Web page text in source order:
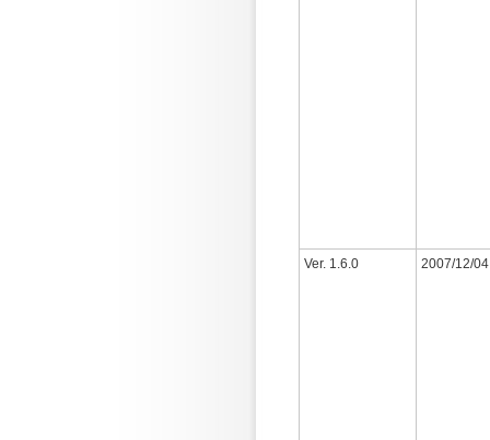
Ver. 1.6.0 2007/12/04